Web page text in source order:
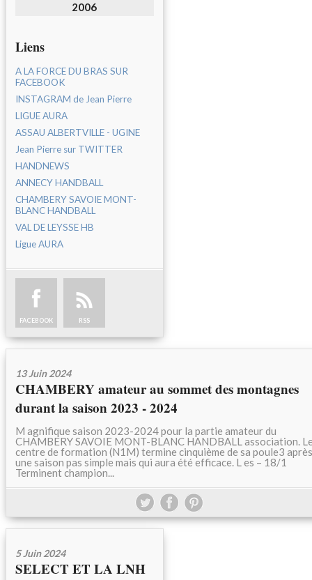
2006
Liens
A LA FORCE DU BRAS SUR
FACEBOOK
INSTAGRAM de Jean Pierre
LIGUE AURA
ASSAU ALBERTVILLE - UGINE
Jean Pierre sur TWITTER
HANDNEWS
ANNECY HANDBALL
CHAMBERY SAVOIE MONT-
BLANC HANDBALL
VAL DE LEYSSE HB
Ligue AURA
FACEBOOK RSS
13 Juin 2024
CHAMBERY amateur au sommet des montagnes
durant la saison 2023 - 2024
M agnifique saison 2023-2024 pour la partie amateur du
CHAMBERY SAVOIE MONT-BLANC HANDBALL association.
centre de formation (N1M) termine cinquième de sa poule3 après
une saison pas simple mais qui aura été efficace. L es – 18/1
Terminent champion...
5 Juin 2024
SELECT ET LA LNH